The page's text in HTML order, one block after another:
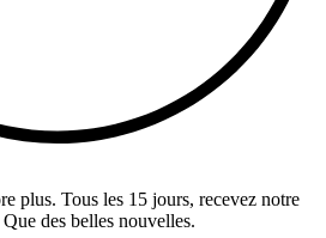
plus. Tous les 15 jours, recevez notre
des belles nouvelles.